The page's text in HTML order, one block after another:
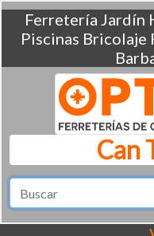
Ferretería Jardín
Piscinas Bricolaje
Can